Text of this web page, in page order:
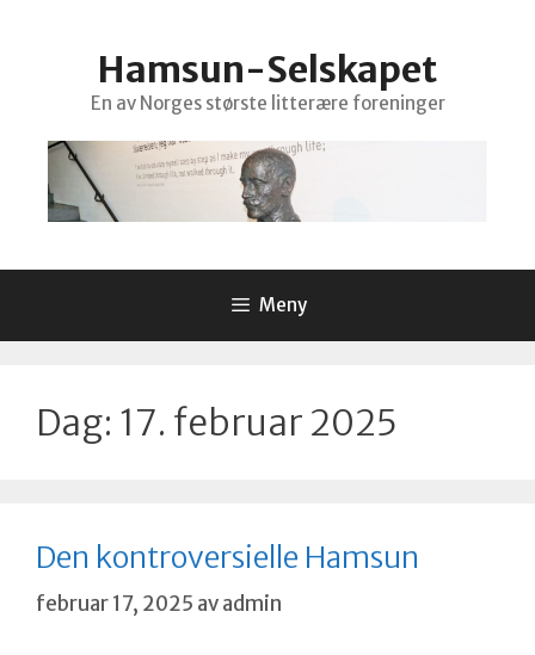
Hamsun-Selskapet
En av Norges største litterære foreninger
Meny
Dag: 17. februar 2025
Den kontroversielle Hamsun
februar 17, 2025 avadmin